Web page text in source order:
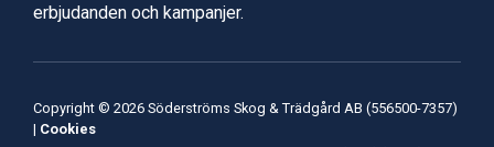
erbjudanden och kampanjer.
Copyright © 2026 Söderströms Skog & Trädgård AB (556500-7357)
| Cookies